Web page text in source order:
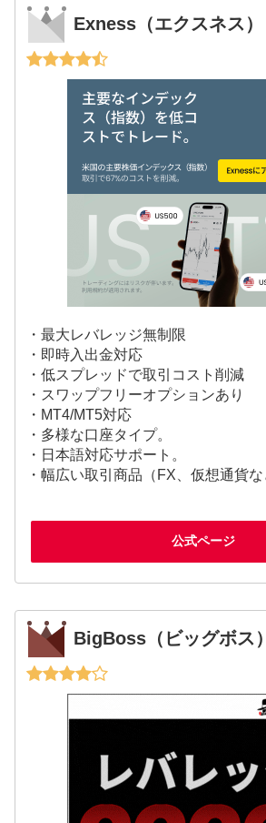
Exness（エクスネス）
・最大レバレッジ無制限
・即時入出金対応
・低スプレッドで取引コスト削減
・スワップフリーオプションあり
・MT4/MT5対応
・多様な口座タイプ。
・日本語対応サポート。
・幅広い取引商品（FX、仮想通貨な
公式ページ
BigBoss（ビッグボス）